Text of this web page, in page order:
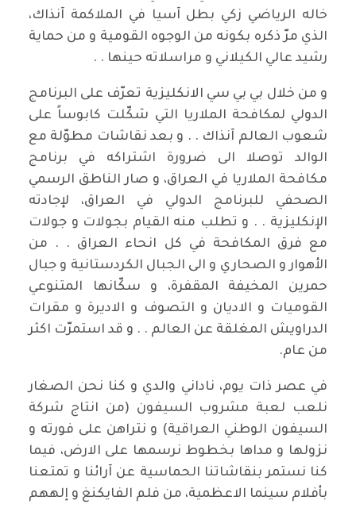
خاله الرياضي زكي بطل آسيا في الملاكمة آنذاك،
الذي مرّ ذكره بكونه من الوجوه القومية و من حماية
رشيد عالي الكيلاني و مراسلاته حينها . .
و من خلال بي بي سي الانكليزية تعرّف على البرنامج
الدولي لمكافحة الملاريا التي شكّلت كابوساً على
شعوب العالم آنذاك . . و بعد نقاشات مطوّلة مع
الوالد توصلا الى ضرورة اشتراكه في برنامج
مكافحة الملاريا في العراق، و صار الناطق الرسمي
الصحفي للبرنامج الدولي في العراق، لإجادته
الإنكليزية . . و تطلب منه القيام بجولات و جولات
مع فرق المكافحة في كل انحاء العراق . . من
الأهوار و الصحاري و الى الجبال الكردستانية و جبال
حمرين المخيفة المقفرة، و سكّانها المتنوعي
القوميات و الاديان و التصوف و الاديرة و مقرات
الدراويش المغلقة عن العالم . . و قد استمرّت اكثر
من عام.
في عصر ذات يوم، ناداني والدي و كنا نحن الصغار
نلعب لعبة مشروب السيفون (من انتاج شركة
السيفون الوطني العراقية) و نتراهن على فورته و
نزولها و مداها بخطوط نرسمها على الارض، فيما
كنا نستمر بنقاشاتنا الحماسية عن آرائنا و تمتعنا
بأفلام سينما الاعظمية، من فلم الفايكنغ و إلههم